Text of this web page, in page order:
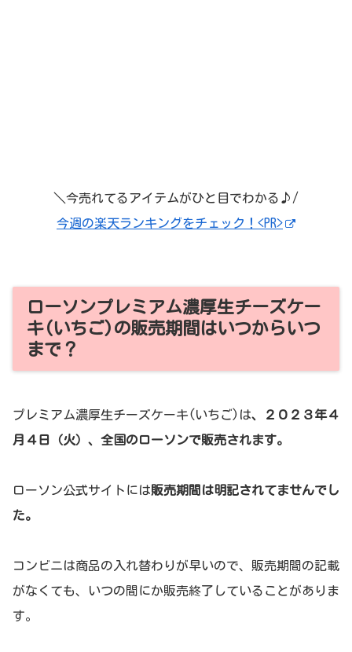
＼今売れてるアイテムがひと目でわかる♪/
今週の楽天ランキングをチェック！<PR>
ローソンプレミアム濃厚生チーズケー
キ(いちご)の販売期間はいつからいつ
まで？
プレミアム濃厚生チーズケーキ(いちご)は、２０２３年４
月４日（火）、全国のローソンで販売されます。
ローソン公式サイトには販売期間は明記されてませんでし
た。
コンビニは商品の入れ替わりが早いので、販売期間の記載
がなくても、いつの間にか販売終了していることがありま
す。